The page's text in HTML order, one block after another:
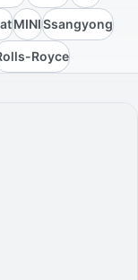
MINISsangyong
Royce